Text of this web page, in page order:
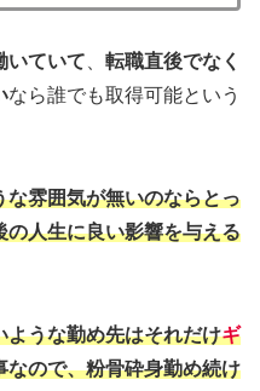
いていて、 転職直後でなく
なら誰でも取得可能という
な雰囲気が無いのならとっ
人生に良い影響を与える
ような勤め先はそれだけギ
なので、粉骨砕身勤め続け